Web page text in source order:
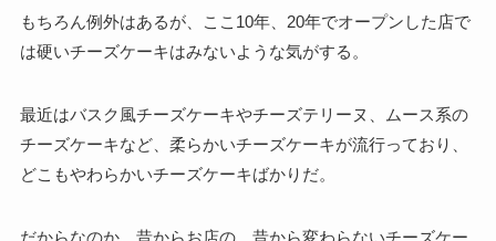
もちろん例外はあるが、ここ10年、20年でオープンした店で
は硬いチーズケーキはみないような気がする。
最近はバスク風チーズケーキやチーズテリーヌ、ムース系の
チーズケーキなど、柔らかいチーズケーキが流行っており、
どこもやわらかいチーズケーキばかりだ。
だからなのか、昔からお店の、昔から変わらないチーズケー